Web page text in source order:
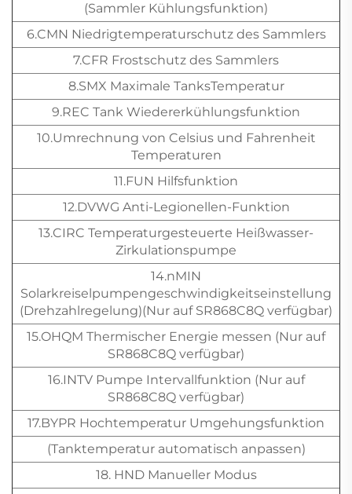
(Sammler Kühlungsfunktion)
6.CMN Niedrigtemperaturschutz des Sammlers
7.CFR Frostschutz des Sammlers
8.SMX Maximale TanksTemperatur
9.REC Tank Wiedererkühlungsfunktion
10.Umrechnung von Celsius und Fahrenheit
Temperaturen
11.FUN Hilfsfunktion
12.DVWG Anti-Legionellen-Funktion
13.CIRC Temperaturgesteuerte Heißwasser-
Zirkulationspumpe
14.nMIN
Solarkreiselpumpengeschwindigkeitseinstellung
(Drehzahlregelung)(Nur auf SR868C8Q verfügbar)
15.OHQM Thermischer Energie messen (Nur auf
SR868C8Q verfügbar)
16.INTV Pumpe Intervallfunktion (Nur auf
SR868C8Q verfügbar)
17.BYPR Hochtemperatur Umgehungsfunktion
(Tanktemperatur automatisch anpassen)
18. HND Manueller Modus